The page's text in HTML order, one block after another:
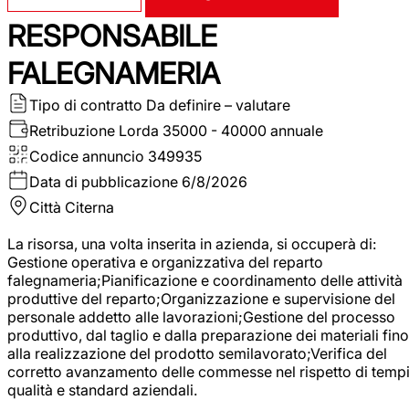
RESPONSABILE
FALEGNAMERIA
Tipo di contratto Da definire – valutare
Retribuzione Lorda 35000 - 40000 annuale
Codice annuncio 349935
Data di pubblicazione 6/8/2026
Città Citerna
La risorsa, una volta inserita in azienda, si occuperà di:
Gestione operativa e organizzativa del reparto
falegnameria;Pianificazione e coordinamento delle attività
produttive del reparto;Organizzazione e supervisione del
personale addetto alle lavorazioni;Gestione del processo
produttivo, dal taglio e dalla preparazione dei materiali fino
alla realizzazione del prodotto semilavorato;Verifica del
corretto avanzamento delle commesse nel rispetto di
qualità e standard aziendali.